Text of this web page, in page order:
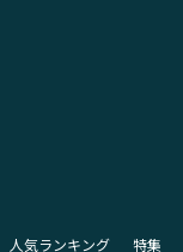
人気ランキング 特集